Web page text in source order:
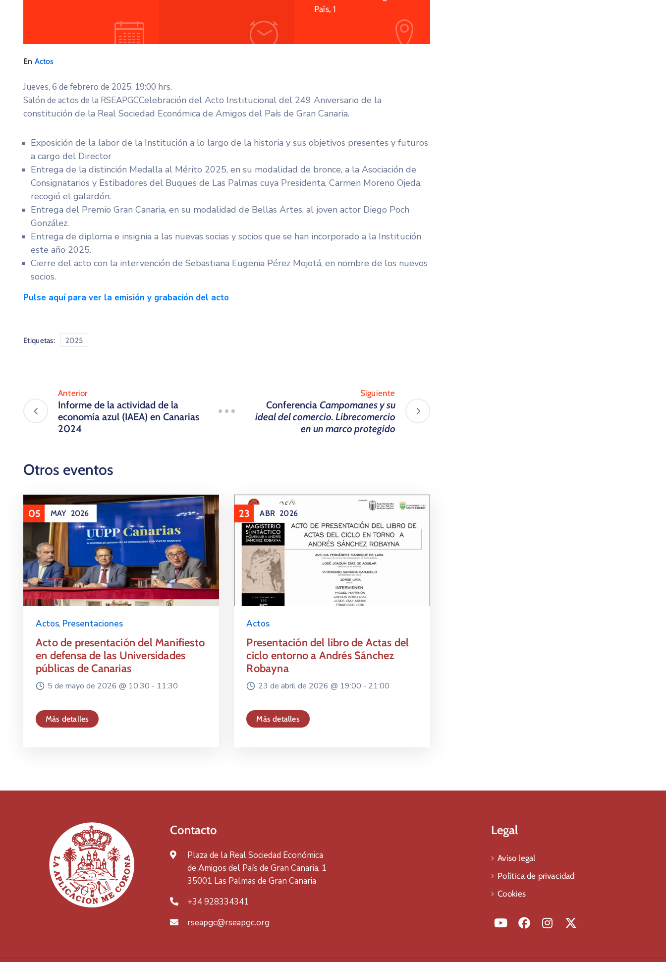
País, 1
En Actos
Jueves, 6 de febrero de 2025. 19:00 hrs.
Salón de actos de la RSEAPGC​Celebración del Acto Institucional del 249 Aniversario de la
constitución de la Real Sociedad Económica de Amigos del País de Gran Canaria.
Exposición de la labor de la Institución a lo largo de la historia y sus objetivos presentes y futuros
a cargo del Director
Entrega de la distinción Medalla al Mérito 2025, en su modalidad de bronce, a la Asociación de
Consignatarios y Estibadores del Buques de Las Palmas cuya Presidenta, Carmen Moreno Ojeda,
recogió el galardón.
Entrega del Premio Gran Canaria, en su modalidad de Bellas Artes, al joven actor Diego Poch
González.
Entrega de diploma e insignia a las nuevas socias y socios que se han incorporado a la Institución
este año 2025.
Cierre del acto con la intervención de Sebastiana Eugenia Pérez Mojotá, en nombre de los nuevos
socios.
Pulse aquí para ver la emisión y grabación del acto
Etiquetas: 2025
Anterior
Informe de la actividad de la
economía azul (IAEA) en Canarias
2024
Siguiente
Conferencia Campomanes y su
ideal del comercio. Librecomercio
en un marco protegido
Otros eventos
05 MAY 2026
Actos, Presentaciones
Acto de presentación del Manifiesto
en defensa de las Universidades
públicas de Canarias
5 de mayo de 2026 @ 10:30 - 11:30
Más detalles
23 ABR 2026
Actos
Presentación del libro de Actas del
ciclo entorno a Andrés Sánchez
Robayna
23 de abril de 2026 @ 19:00 - 21:00
Más detalles
Contacto
Plaza de la Real Sociedad Económica
de Amigos del País de Gran Canaria, 1
35001 Las Palmas de Gran Canaria
+34 928334341
rseapgc@rseapgc.org
Legal
Aviso legal
Política de privacidad
Cookies